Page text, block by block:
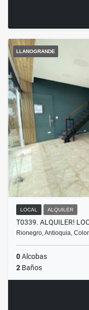
LLANOGRANDE
LOCAL ALQUILER
T0339. ALQUILER!
Rionegro, Antioquia,
0Alcobas
2 Baños